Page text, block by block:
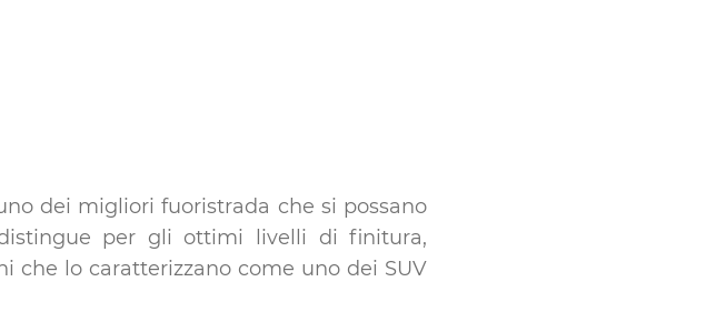
dei migliori fuoristrada che si possano
per gli ottimi livelli di finitura,
che lo caratterizzano come uno dei SUV